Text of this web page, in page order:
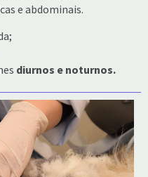
e abdominais.
diurnos e noturnos.